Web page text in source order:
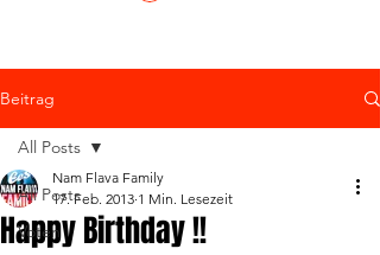
Beitrag
All Posts
Voten
All Posts
Happy Birthday !!
Nam Flava Family
17. Feb. 2013 1 Min. Lesezeit